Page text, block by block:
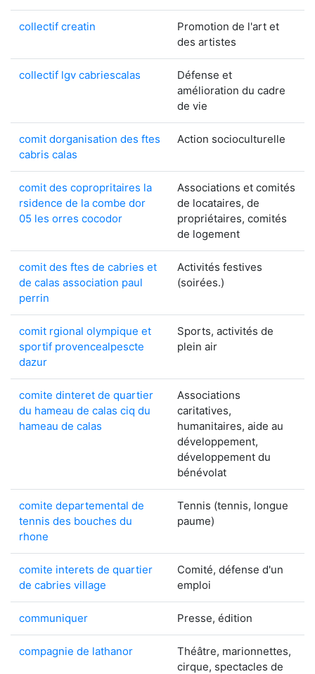
collectif creatin
Promotion de l'art et
des artistes
collectif lgv cabriescalas
Défense et
amélioration du cadre
de vie
comit dorganisation des ftes
cabris calas
Action socioculturelle
comit des copropritaires la
rsidence de la combe dor
05 les orres cocodor
Associations et comités
de locataires, de
propriétaires, comités
de logement
comit des ftes de cabries et
de calas association paul
perrin
Activités festives
(soirées.)
comit rgional olympique et
sportif provencealpescte
dazur
Sports, activités de
plein air
comite dinteret de quartier
du hameau de calas ciq du
hameau de calas
Associations
caritatives,
humanitaires, aide au
développement,
développement du
bénévolat
comite departemental de
tennis des bouches du
rhone
Tennis (tennis, longue
paume)
comite interets de quartier
de cabries village
Comité, défense d'un
emploi
communiquer Presse, édition
compagnie de lathanor
Théâtre, marionnettes,
cirque, spectacles de